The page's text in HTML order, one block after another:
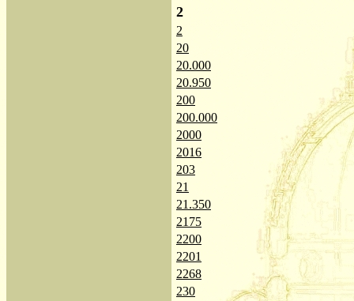
2
2
20
20.000
20.950
200
200.000
2000
2016
203
21
21.350
2175
2200
2201
2268
230